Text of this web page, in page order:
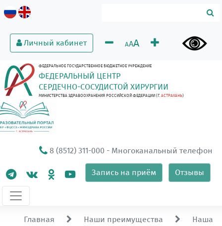
Личный кабинет AAA
ФЕДЕРАЛЬНОЕ ГОСУДАРСТВЕННОЕ БЮДЖЕТНОЕ УЧРЕЖДЕНИЕ
ФЕДЕРАЛЬНЫЙ ЦЕНТР
СЕРДЕЧНО-СОСУДИСТОЙ ХИРУРГИИ
МИНИСТЕРСТВА ЗДРАВООХРАНЕНИЯ РОССИЙСКОЙ ФЕДЕРАЦИИ (Г. АСТРАХАНЬ)
8 (8512) 311-000 - Многоканальный телефон
Запись на приём Отзывы
Главная Наши преимущества
Наша